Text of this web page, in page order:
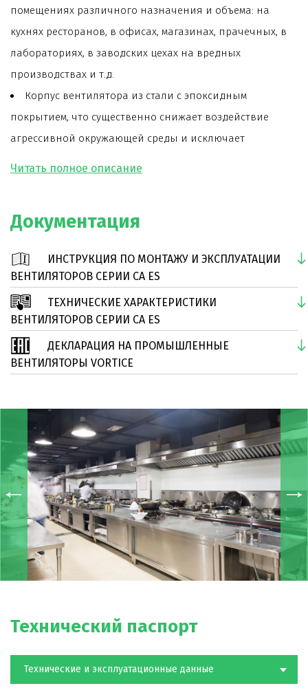
помещениях различного назначения и объема: на
кухнях ресторанов, в офисах, магазинах, прачечных, в
лабораториях, в заводских цехах на вредных
производствах и т.д.
Корпус вентилятора из стали с эпоксидным
покрытием, что существенно снижает воздействие
агрессивной окружающей среды и исключает
Срок службы вентилятора более 30000 часов, в том
Модель отличается пониженными шумовыми
характеристиками.
Вентилятор комплектуется монтажными
кронштейнами.
Документация
ИНСТРУКЦИЯ ПО МОНТАЖУ И ЭКСПЛУАТАЦИИ
ВЕНТИЛЯТОРОВ СЕРИИ CA ES
ТЕХНИЧЕСКИЕ ХАРАКТЕРИСТИКИ
ВЕНТИЛЯТОРОВ СЕРИИ CA ES
ДЕКЛАРАЦИЯ НА ПРОМЫШЛЕННЫЕ
ВЕНТИЛЯТОРЫ VORTICE
Технический паспорт
Технические и эксплуатационные данные